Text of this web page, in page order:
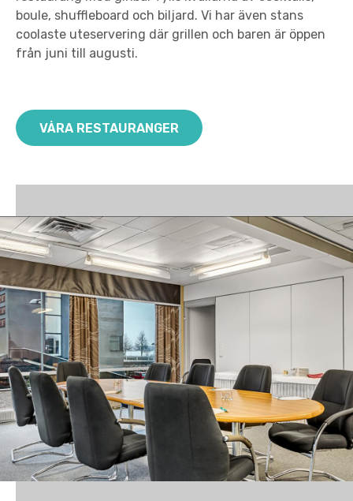
boule, shuffleboard och biljard. Vi har även stans
coolaste uteservering där grillen och baren är öppen
från juni till augusti.
VÅRA RESTAURANGER